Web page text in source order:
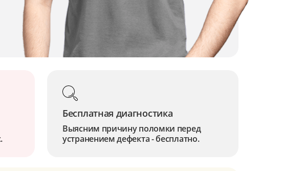
Бесплатная диагностика
Выясним причину поломки перед
устранением дефекта - бесплатно.